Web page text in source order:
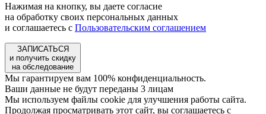
Нажимая на кнопку, вы даете согласие
на обработку своих персональных данных
и соглашаетесь с Пользовательским соглашением
ЗАПИСАТЬСЯ
и получить скидку
на обследование
Мы гарантируем вам 100% конфиденциальность.
Ваши данные не будут переданы 3 лицам
Мы используем файлы cookie для улучшения работы сайта.
Продолжая просматривать этот сайт, вы соглашаетесь с